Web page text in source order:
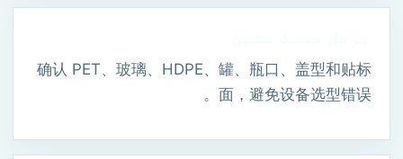
确认 PET、玻璃、HDPE、罐、瓶口、盖型和贴标
面，避免设备选型错误。